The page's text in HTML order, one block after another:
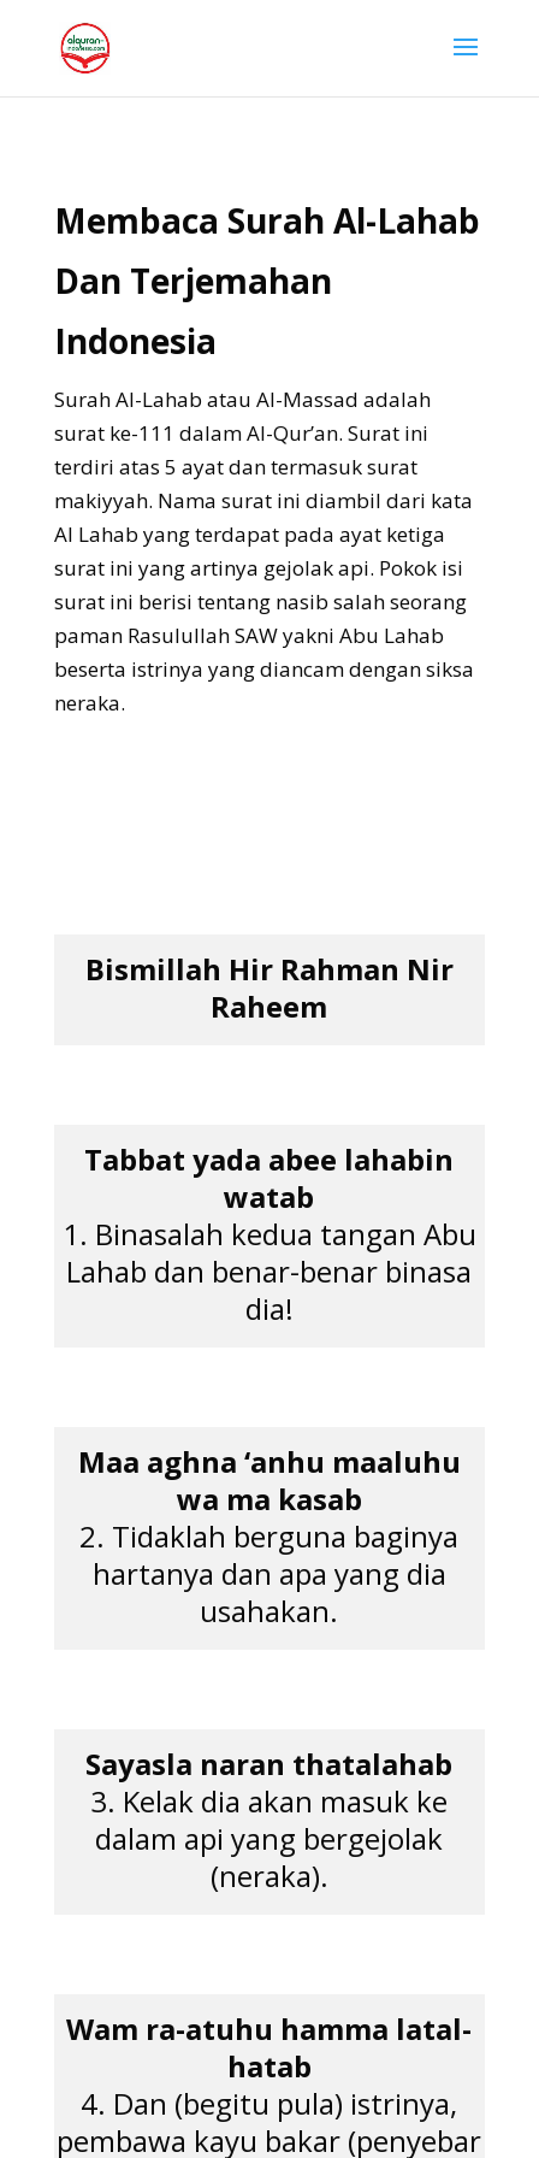
Membaca Surah Al-Lahab
Dan Terjemahan
Indonesia
Surah Al-Lahab atau Al-Massad adalah
surat ke-111 dalam Al-Qur’an. Surat ini
terdiri atas 5 ayat dan termasuk surat
makiyyah. Nama surat ini diambil dari kata
Al Lahab yang terdapat pada ayat ketiga
surat ini yang artinya gejolak api. Pokok isi
surat ini berisi tentang nasib salah seorang
paman Rasulullah SAW yakni Abu Lahab
beserta istrinya yang diancam dengan siksa
neraka.
Bismillah Hir Rahman Nir
Raheem
Tabbat yada abee lahabin
watab
1. Binasalah kedua tangan Abu
Lahab dan benar-benar binasa
dia!
Maa aghna ‘anhu maaluhu
wa ma kasab
2. Tidaklah berguna baginya
hartanya dan apa yang dia
usahakan.
Sayasla naran thatalahab
3. Kelak dia akan masuk ke
dalam api yang bergejolak
(neraka).
Wam ra-atuhu hamma latal-
hatab
4. Dan (begitu pula) istrinya,
pembawa kayu bakar (penyebar